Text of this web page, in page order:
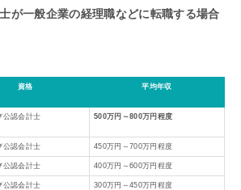
が一般企業の経理職などに転職する場合
資格 平均年収
公認会計士 500万円～800万円程度
公認会計士 450万円～700万円程度
公認会計士 400万円～600万円程度
公認会計士 300万円～450万円程度